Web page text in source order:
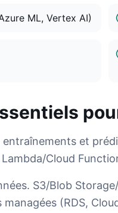
ML, Vertex AI)
et
Cloud
S3/Blob
(RDS,